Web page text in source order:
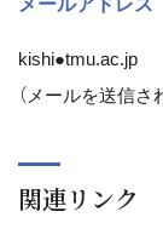
メールアドレス
kishi●tmu.ac.jp
（メールを送信
関連リンク